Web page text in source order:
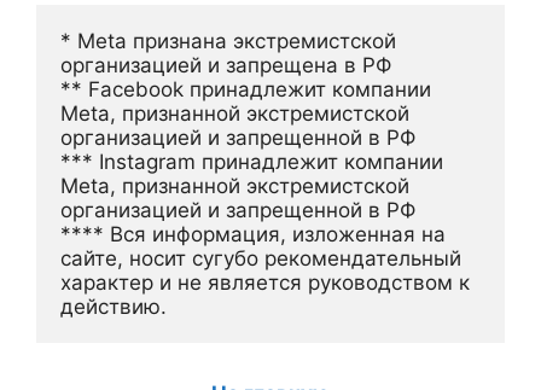
* Meta признана экстремистской
организацией и запрещена в РФ
** Facebook принадлежит компании
Meta, признанной экстремистской
организацией и запрещенной в РФ
*** Instagram принадлежит компании
Meta, признанной экстремистской
организацией и запрещенной в РФ
**** Вся информация, изложенная на
сайте, носит сугубо рекомендательный
характер и не является руководством к
действию.